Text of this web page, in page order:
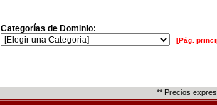
Categorías de Dominio:
[Pág.
** Precios